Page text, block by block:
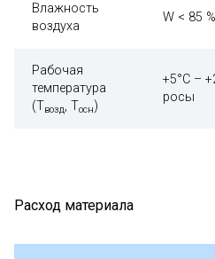
Влажность
воздуха
W < 85 %
Рабочая
температура
(Твозд, Тосн)
+5°С –
росы
Расход материала